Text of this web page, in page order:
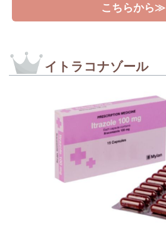
こちらから≫
イトラコナゾール